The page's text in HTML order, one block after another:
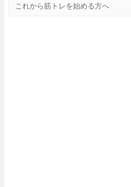
これから筋トレを始める方へ